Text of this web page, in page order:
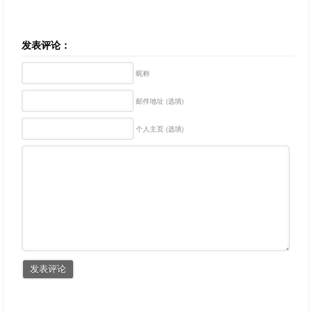
发表评论：
昵称
邮件地址 (选填)
个人主页 (选填)